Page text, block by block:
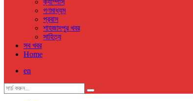
ক্যাম্পাস
গণমাধ্যম
প্রবাস
শাহজাদপুর খবর
সাহিত্য
সব খবর
Home
en